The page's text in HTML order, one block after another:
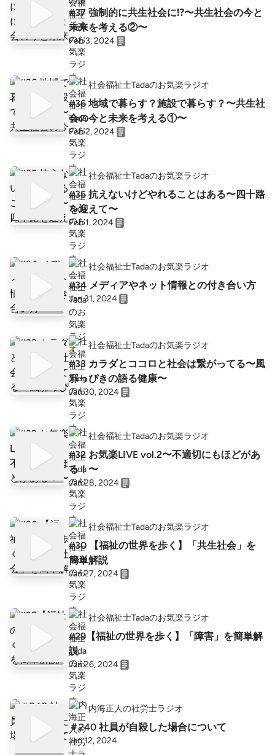
#37 強制的に共生社会に⁉︎〜共生社会の今と
未来を考える②〜
Feb 3, 2024
社会福祉士Tadaのお気楽ラジオ
#36 地域で暮らす？施設で暮らす？〜共生社
会の今と未来を考える①〜
Feb 2, 2024
社会福祉士Tadaのお気楽ラジオ
#35 抗えないけどやれることはある〜四十路
を迎えて〜
Feb 1, 2024
社会福祉士Tadaのお気楽ラジオ
#34 メディアやネット情報との付き合い方
Jan 31, 2024
社会福祉士Tadaのお気楽ラジオ
#33 カラダとココロと社会は繋がってる〜風
邪っぴきの語る健康〜
Jan 30, 2024
社会福祉士Tadaのお気楽ラジオ
#32 お気楽LIVE vol.2〜不適切にもほどがあ
る！〜
Jan 28, 2024
社会福祉士Tadaのお気楽ラジオ
#30 【福祉の世界を歩く】「共生社会」を
簡単解説
Jan 27, 2024
社会福祉士Tadaのお気楽ラジオ
#29【福祉の世界を歩く】「障害」を簡単解
説
Jan 26, 2024
内海正人の社労士ラジオ
＃240 社員が自殺した場合について
Jan 12, 2024